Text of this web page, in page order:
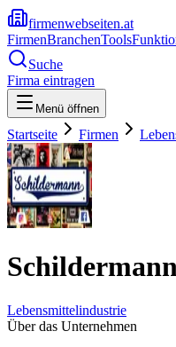
firmenwebseiten.at
FirmenBranchenTools
Suche
Firma eintragen
Menü öffnen
Startseite Firmen
Lebensmittelindustrie
Über das Unternehmen